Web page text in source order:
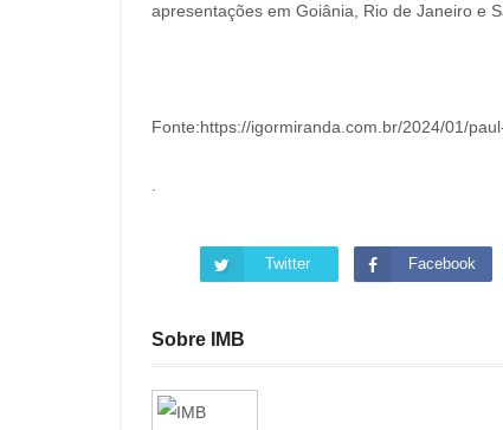
apresentações em Goiânia, Rio de Janeiro e
Fonte:https://igormiranda.com.br/2024/01/
Twitter Facebook
Sobre IMB